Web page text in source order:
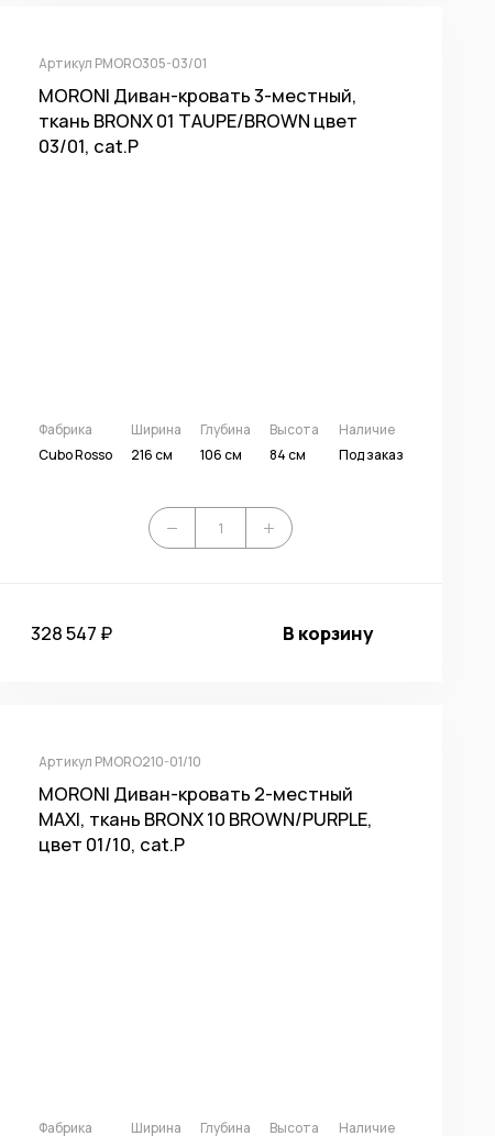
Артикул PMORO305-03/01
MORONI Диван-кровать 3-местный,
ткань BRONX 01 TAUPE/BROWN цвет
03/01, cat.P
Фабрика
Cubo Rosso
Ширина
216 см
Глубина
106 см
Высота
84 см
Наличие
Под заказ
328 547 ₽ В корзину
Артикул PMORO210-01/10
MORONI Диван-кровать 2-местный
MAXI, ткань BRONX 10 BROWN/PURPLE,
цвет 01/10, cat.P
Фабрика Ширина Глубина Высота Наличие